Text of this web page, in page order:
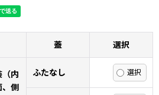
蓋 選択
（内
側
ふたなし